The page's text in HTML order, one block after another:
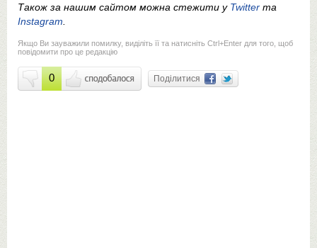
Також за нашим сайтом можна стежити у Twitter та
Instagram
Якщо Ви зауважили помилку, виділіть її та натисніть Ctrl+Enter для того, щоб
повідомити про це редакцію
0 Поділитися